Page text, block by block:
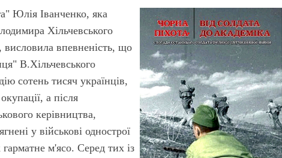
Юлія Іванченко, яка
Хільчевського
висловила впевненість, що
В.Хільчевського
сотень тисяч українців,
а після
керівництва,
у військові однострої
м'ясо. Серед тих із